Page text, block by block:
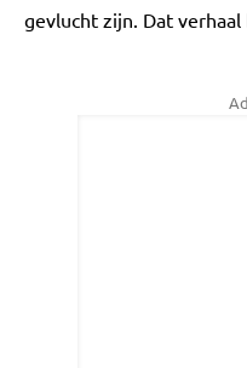
gevlucht zijn. Dat